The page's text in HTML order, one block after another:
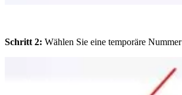
Schritt 2: Wählen Sie eine temporäre Nummer